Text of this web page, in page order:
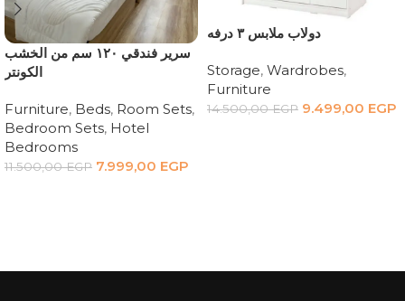
سرير فندقي ١٢٠ سم من الخشب
الكونتر
Furniture, Beds, Room Sets,
Bedroom Sets, Hotel
Bedrooms
11.500,00EGP 7.999,00 EGP
دولاب ملابس ٣ درفه
Storage, Wardrobes,
Furniture
14.500,00EGP 9.499,00 EGP